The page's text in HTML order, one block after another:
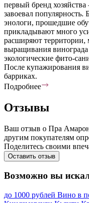
первый бренд
завоевал
энологи, прошедшие
прикладывают много
расширяют территории,
выращивания
экологические фито-
После купажирования
барриках.
Подробнее
Отзывы
Ваш отзыв о Пра
другим покупателям
Поделитесь своими
Оставить отзыв
Возможно вы
до 1000 рублей Вино в